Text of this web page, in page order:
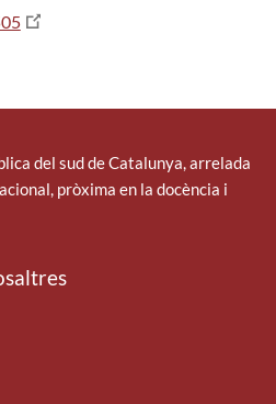
del sud de Catalunya, arrelada
pròxima en la docència i